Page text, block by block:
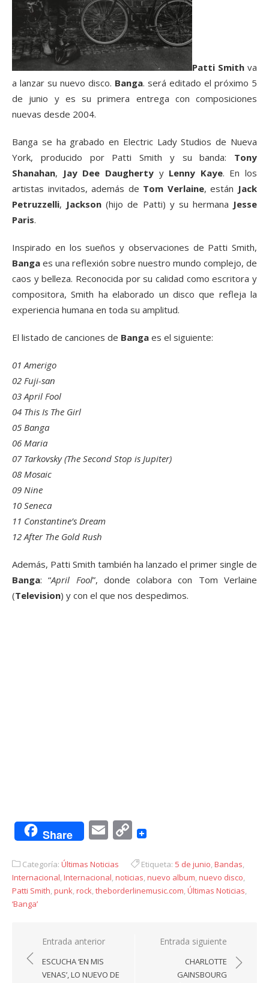
Patti Smith va
a lanzar su nuevo disco. Banga. será editado el próximo 5
de junio y es su primera entrega con composiciones
nuevas desde 2004.
Banga se ha grabado en Electric Lady Studios de Nueva
York, producido por Patti Smith y su banda: Tony
Shanahan, Jay Dee Daughertyy Lenny Kaye. En los
artistas invitados, además de Tom Verlaine, están Jack
Petruzzelli, Jackson (hijo de Patti) y su hermana Jesse
Paris.
Inspirado en los sueños y observaciones de Patti Smith,
Banga es una reflexión sobre nuestro mundo complejo, de
caos y belleza. Reconocida por su calidad como escritora y
compositora, Smith ha elaborado un disco que refleja la
experiencia humana en toda su amplitud.
El listado de canciones de Banga es el siguiente:
01 Amerigo
02 Fuji-san
03 April Fool
04 This Is The Girl
05 Banga
06 Maria
07 Tarkovsky (The Second Stop is Jupiter)
08 Mosaic
09 Nine
10 Seneca
11 Constantine’s Dream
12 After The Gold Rush
Además, Patti Smith también ha lanzado el primer single de
Banga: “April Fool”, donde colabora con Tom Verlaine
(Television) y con el que nos despedimos.
Share EmailCopy
Categoría: Últimas Noticias Etiqueta: 5 de junio,Bandas,
Internacional,Internacional,noticias,nuevo album,nuevo disco,
Patti Smith,punk,rock,theborderlinemusic.com,Últimas Noticias,
‘Banga’
Navegación
de
entradas
Entrada anterior
ESCUCHA ‘EN MIS
VENAS’, LO NUEVO DE
Entrada siguiente
CHARLOTTE
GAINSBOURG